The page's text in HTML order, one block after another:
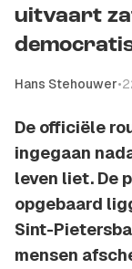
uitvaart
Hans Stehouwer•
De officiële
ingegaan
leven liet. De
opgebaard
Sint-
mensen